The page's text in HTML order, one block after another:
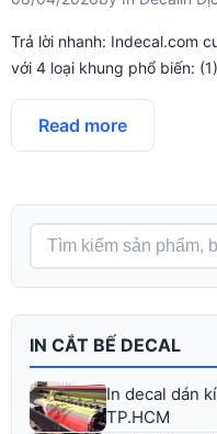
Trả lời nhanh: Indecal.com
với 4 loại khung phổ biến:
Read more
IN CẮT BẾ DECAL
In decal dán
TP.HCM